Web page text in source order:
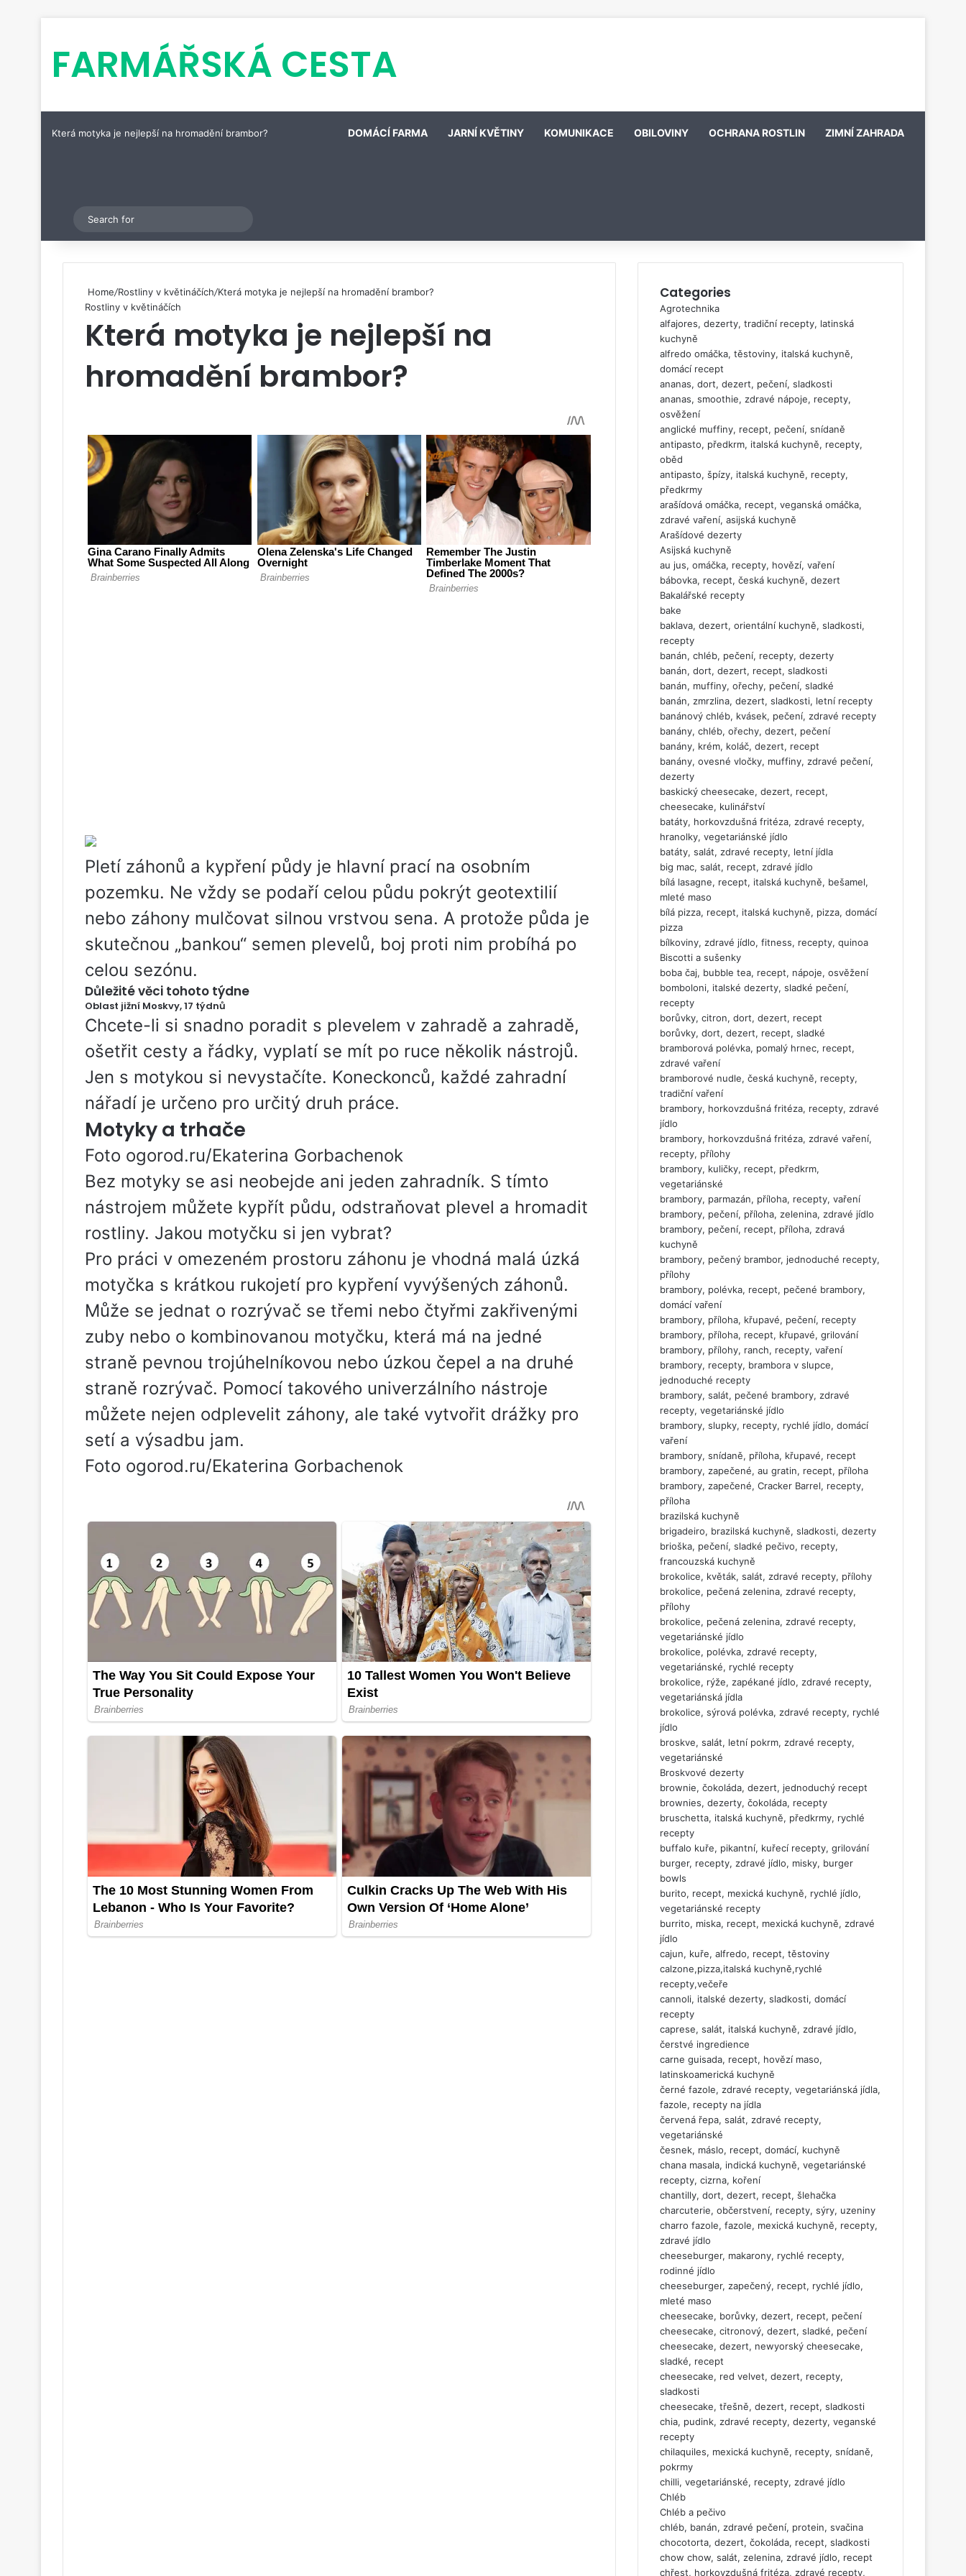
FARMÁŘSKÁ CESTA
Která motyka je nejlepší na hromadění brambor? DOMÁCÍ FARMA JARNÍ KVĚTINY KOMUNIKACE OBILOVINY OCHRANA ROSTLIN ZIMNÍ ZAHRADA
Switch skin
for
Home/Rostliny v květináčích/Která motyka je nejlepší na hromadění brambor?
Rostliny v květináčích
Která motyka je nejlepší na
hromadění brambor?
Pletí záhonů a kypření půdy je hlavní prací na osobním
pozemku. Ne vždy se podaří celou půdu pokrýt geotextilií
nebo záhony mulčovat silnou vrstvou sena. A protože půda je
skutečnou „bankou“ semen plevelů, boj proti nim probíhá po
celou sezónu.
Důležité věci tohoto týdne
Oblast jižní Moskvy, 17 týdnů
Chcete-li si snadno poradit s plevelem v zahradě a zahradě,
ošetřit cesty a řádky, vyplatí se mít po ruce několik nástrojů.
Jen s motykou si nevystačíte. Koneckonců, každé zahradní
nářadí je určeno pro určitý druh práce.
Motyky a trhače
Foto ogorod.ru/Ekaterina Gorbachenok
Bez motyky se asi neobejde ani jeden zahradník. S tímto
nástrojem můžete kypřít půdu, odstraňovat plevel a hromadit
rostliny. Jakou motyčku si jen vybrat?
Pro práci v omezeném prostoru záhonu je vhodná malá úzká
motyčka s krátkou rukojetí pro kypření vyvýšených záhonů.
Může se jednat o rozrývač se třemi nebo čtyřmi zakřivenými
zuby nebo o kombinovanou motyčku, která má na jedné
straně pevnou trojúhelníkovou nebo úzkou čepel a na druhé
straně rozrývač. Pomocí takového univerzálního nástroje
můžete nejen odplevelit záhony, ale také vytvořit drážky pro
setí a výsadbu jam.
Foto ogorod.ru/Ekaterina Gorbachenok
Categories
Agrotechnika
alfajores, dezerty, tradiční recepty, latinská
kuchyně
alfredo omáčka, těstoviny, italská kuchyně,
domácí recept
ananas, dort, dezert, pečení, sladkosti
ananas, smoothie, zdravé nápoje, recepty,
osvěžení
anglické muffiny, recept, pečení, snídaně
antipasto, předkrm, italská kuchyně, recepty,
oběd
antipasto, špízy, italská kuchyně, recepty,
předkrmy
arašídová omáčka, recept, veganská omáčka,
zdravé vaření, asijská kuchyně
Arašídové dezerty
Asijská kuchyně
au jus, omáčka, recepty, hovězí, vaření
bábovka, recept, česká kuchyně, dezert
Bakalářské recepty
bake
baklava, dezert, orientální kuchyně, sladkosti,
recepty
banán, chléb, pečení, recepty, dezerty
banán, dort, dezert, recept, sladkosti
banán, muffiny, ořechy, pečení, sladké
banán, zmrzlina, dezert, sladkosti, letní recepty
banánový chléb, kvásek, pečení, zdravé recepty
banány, chléb, ořechy, dezert, pečení
banány, krém, koláč, dezert, recept
banány, ovesné vločky, muffiny, zdravé pečení,
dezerty
baskický cheesecake, dezert, recept,
cheesecake, kulinářství
batáty, horkovzdušná fritéza, zdravé recepty,
hranolky, vegetariánské jídlo
batáty, salát, zdravé recepty, letní jídla
big mac, salát, recept, zdravé jídlo
bílá lasagne, recept, italská kuchyně, bešamel,
mleté maso
bílá pizza, recept, italská kuchyně, pizza, domácí
pizza
bílkoviny, zdravé jídlo, fitness, recepty, quinoa
Biscotti a sušenky
boba čaj, bubble tea, recept, nápoje, osvěžení
bomboloni, italské dezerty, sladké pečení,
recepty
borůvky, citron, dort, dezert, recept
borůvky, dort, dezert, recept, sladké
bramborová polévka, pomalý hrnec, recept,
zdravé vaření
bramborové nudle, česká kuchyně, recepty,
tradiční vaření
brambory, horkovzdušná fritéza, recepty, zdravé
jídlo
brambory, horkovzdušná fritéza, zdravé vaření,
recepty, přílohy
brambory, kuličky, recept, předkrm,
vegetariánské
brambory, parmazán, příloha, recepty, vaření
brambory, pečení, příloha, zelenina, zdravé jídlo
brambory, pečení, recept, příloha, zdravá
kuchyně
brambory, pečený brambor, jednoduché recepty,
přílohy
brambory, polévka, recept, pečené brambory,
domácí vaření
brambory, příloha, křupavé, pečení, recepty
brambory, příloha, recept, křupavé, grilování
brambory, přílohy, ranch, recepty, vaření
brambory, recepty, brambora v slupce,
jednoduché recepty
brambory, salát, pečené brambory, zdravé
recepty, vegetariánské jídlo
brambory, slupky, recepty, rychlé jídlo, domácí
vaření
brambory, snídaně, příloha, křupavé, recept
brambory, zapečené, au gratin, recept, příloha
brambory, zapečené, Cracker Barrel, recepty,
příloha
brazilská kuchyně
brigadeiro, brazilská kuchyně, sladkosti, dezerty
brioška, pečení, sladké pečivo, recepty,
francouzská kuchyně
brokolice, květák, salát, zdravé recepty, přílohy
brokolice, pečená zelenina, zdravé recepty,
přílohy
brokolice, pečená zelenina, zdravé recepty,
vegetariánské jídlo
brokolice, polévka, zdravé recepty,
vegetariánské, rychlé recepty
brokolice, rýže, zapékané jídlo, zdravé recepty,
vegetariánská jídla
brokolice, sýrová polévka, zdravé recepty, rychlé
jídlo
broskve, salát, letní pokrm, zdravé recepty,
vegetariánské
Broskvové dezerty
brownie, čokoláda, dezert, jednoduchý recept
brownies, dezerty, čokoláda, recepty
bruschetta, italská kuchyně, předkrmy, rychlé
recepty
buffalo kuře, pikantní, kuřecí recepty, grilování
burger, recepty, zdravé jídlo, misky, burger
bowls
burito, recept, mexická kuchyně, rychlé jídlo,
vegetariánské recepty
burrito, miska, recept, mexická kuchyně, zdravé
jídlo
cajun, kuře, alfredo, recept, těstoviny
calzone,pizza,italská kuchyně,rychlé
recepty,večeře
cannoli, italské dezerty, sladkosti, domácí
recepty
caprese, salát, italská kuchyně, zdravé jídlo,
čerstvé ingredience
carne guisada, recept, hovězí maso,
latinskoamerická kuchyně
černé fazole, zdravé recepty, vegetariánská jídla,
fazole, recepty na jídla
červená řepa, salát, zdravé recepty,
vegetariánské
česnek, máslo, recept, domácí, kuchyně
chana masala, indická kuchyně, vegetariánské
recepty, cizrna, koření
chantilly, dort, dezert, recept, šlehačka
charcuterie, občerstvení, recepty, sýry, uzeniny
charro fazole, fazole, mexická kuchyně, recepty,
zdravé jídlo
cheeseburger, makarony, rychlé recepty,
rodinné jídlo
cheeseburger, zapečený, recept, rychlé jídlo,
mleté maso
cheesecake, borůvky, dezert, recept, pečení
cheesecake, citronový, dezert, sladké, pečení
cheesecake, dezert, newyorský cheesecake,
sladké, recept
cheesecake, red velvet, dezert, recepty,
sladkosti
cheesecake, třešně, dezert, recept, sladkosti
chia, pudink, zdravé recepty, dezerty, veganské
recepty
chilaquiles, mexická kuchyně, recepty, snídaně,
pokrmy
chilli, vegetariánské, recepty, zdravé jídlo
Chléb
Chléb a pečivo
chléb, banán, zdravé pečení, protein, svačina
chocotorta, dezert, čokoláda, recept, sladkosti
chow chow, salát, zelenina, zdravé jídlo, recept
chřest, horkovzdušná fritéza, zdravé recepty,